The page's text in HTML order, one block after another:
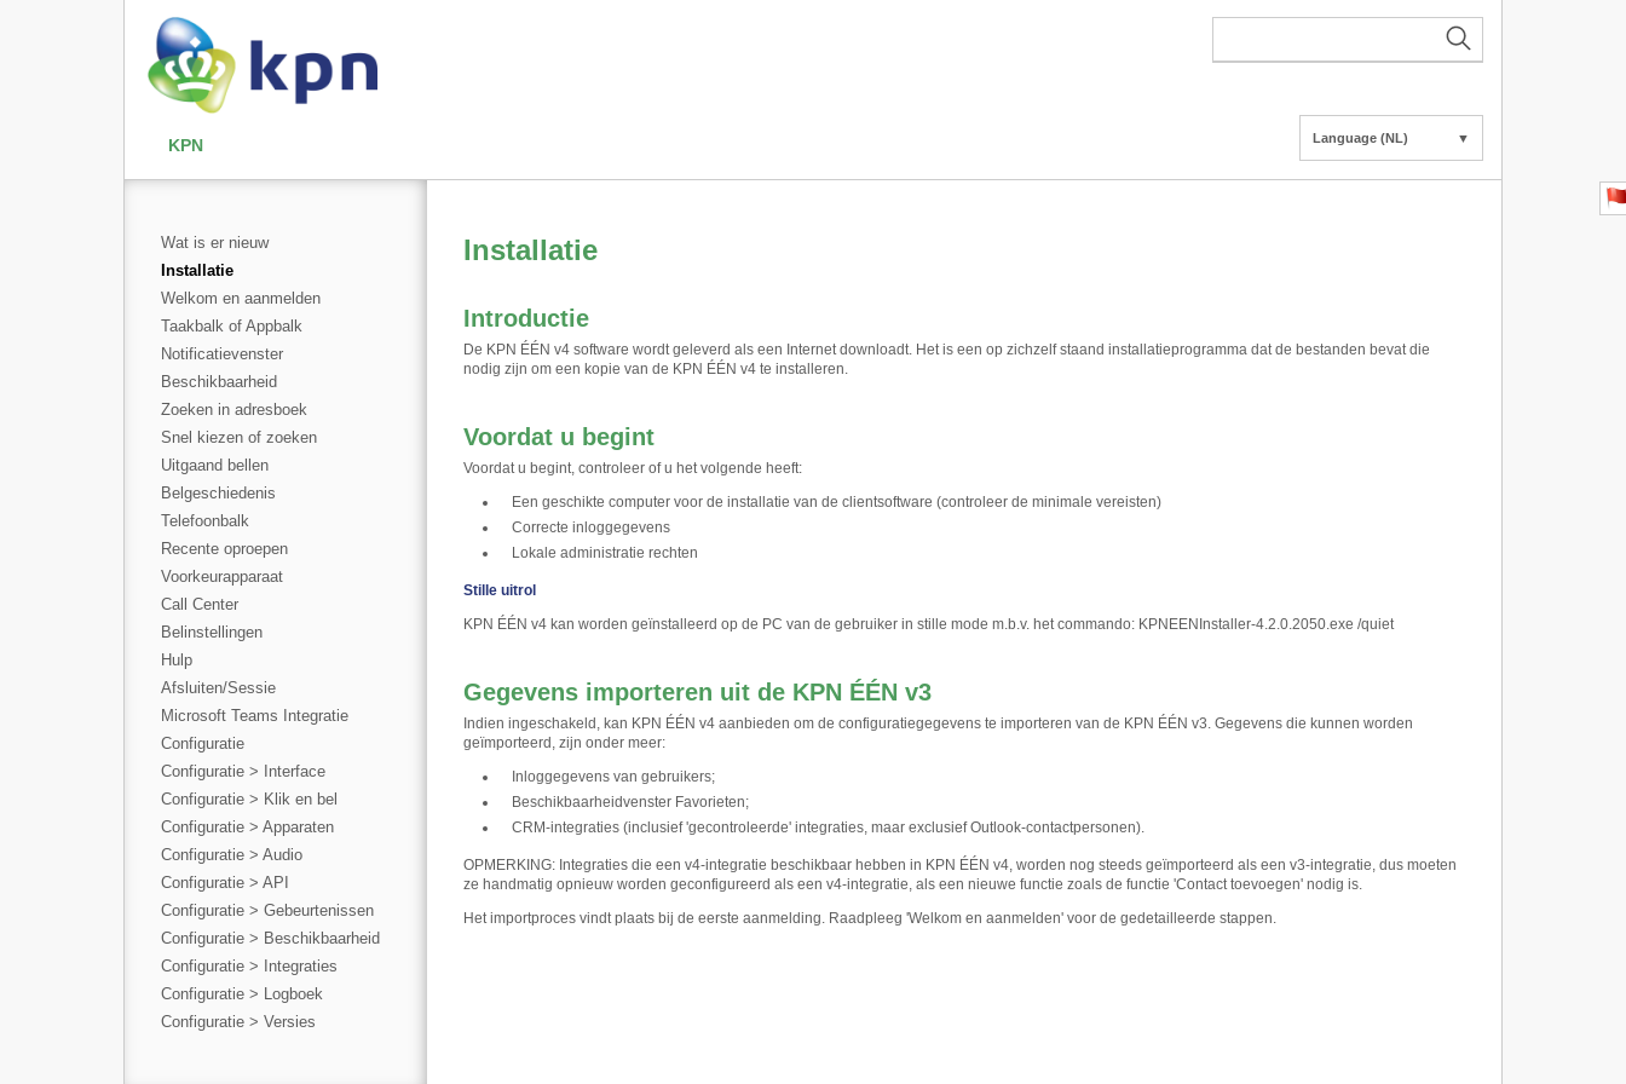
KPN Language (NL) ▼
Wat is er nieuw
Installatie
Welkom en aanmelden
Taakbalk of Appbalk
Notificatievenster
Beschikbaarheid
Zoeken in adresboek
Snel kiezen of zoeken
Uitgaand bellen
Belgeschiedenis
Telefoonbalk
Recente oproepen
Voorkeurapparaat
Call Center
Belinstellingen
Hulp
Afsluiten/Sessie
Microsoft Teams Integratie
Configuratie
Configuratie > Interface
Configuratie > Klik en bel
Configuratie > Apparaten
Configuratie > Audio
Configuratie > API
Configuratie > Gebeurtenissen
Configuratie > Beschikbaarheid
Configuratie > Integraties
Configuratie > Logboek
Configuratie > Versies
Installatie
Introductie
De KPN ÉÉN v4 software wordt geleverd als een Internet downloadt. Het is een op zichzelf staand installatieprogramma dat de bestanden bevat die
nodig zijn om een kopie van de KPN ÉÉN v4 te installeren.
Voordat u begint
Voordat u begint, controleer of u het volgende heeft:
Een geschikte computer voor de installatie van de clientsoftware (controleer de minimale vereisten)
Correcte inloggegevens
Lokale administratie rechten
Stille uitrol
KPN ÉÉN v4 kan worden geïnstalleerd op de PC van de gebruiker in stille mode m.b.v. het commando: KPNEENInstaller-4.2.0.2050.exe /quiet
Gegevens importeren uit de KPN ÉÉN v3
Indien ingeschakeld, kan KPN ÉÉN v4 aanbieden om de configuratiegegevens te importeren van de KPN ÉÉN v3. Gegevens die kunnen worden
geïmporteerd, zijn onder meer:
Inloggegevens van gebruikers;
Beschikbaarheidvenster Favorieten;
CRM-integraties (inclusief 'gecontroleerde' integraties, maar exclusief Outlook-contactpersonen).
OPMERKING: Integraties die een v4-integratie beschikbaar hebben in KPN ÉÉN v4, worden nog steeds geïmporteerd als een v3-integratie, dus moeten
ze handmatig opnieuw worden geconfigureerd als een v4-integratie, als een nieuwe functie zoals de functie 'Contact toevoegen' nodig is.
Het importproces vindt plaats bij de eerste aanmelding. Raadpleeg 'Welkom en aanmelden' voor de gedetailleerde stappen.